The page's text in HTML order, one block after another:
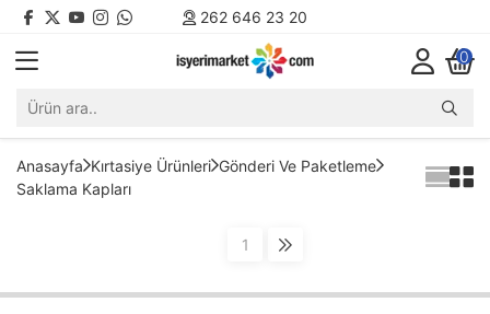
262 646 23 20
0
Anasayfa Kırtasiye Ürünleri Gönderi Ve Paketleme
Saklama Kapları
1